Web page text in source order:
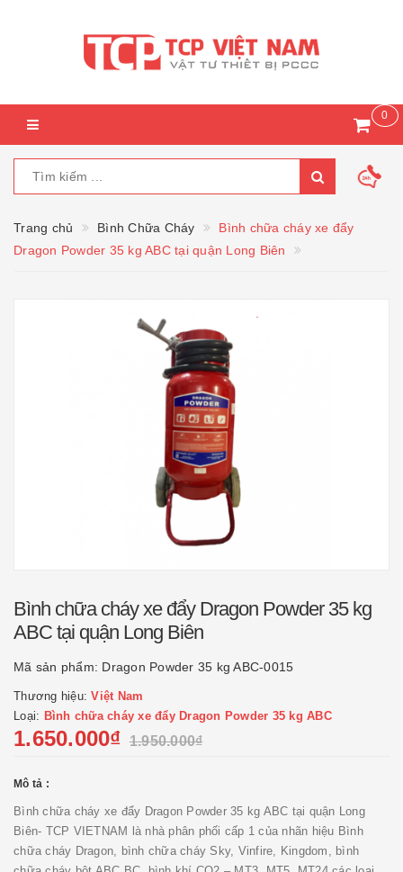
0
Trang chủ Bình Chữa Cháy
Bình chữa cháy xe đẩy
Dragon Powder 35 kg ABC tại quận Long Biên
Bình chữa cháy xe đẩy Dragon Powder 35 kg
ABC tại quận Long Biên
Mã sản phẩm: Dragon Powder 35 kg ABC-0015
Thương hiệu:Việt Nam
Loại: Bình chữa cháy xe đẩy Dragon Powder 35 kg ABC
1.650.000₫ 1.950.000₫
Mô tả :
Bình chữa cháy xe đẩy Dragon Powder 35 kg ABC tại quận Long
Biên- TCP VIETNAM là nhà phân phối cấp 1 của nhãn hiệu Bình
chữa cháy Dragon, bình chữa cháy Sky, Vinfire, Kingdom, bình